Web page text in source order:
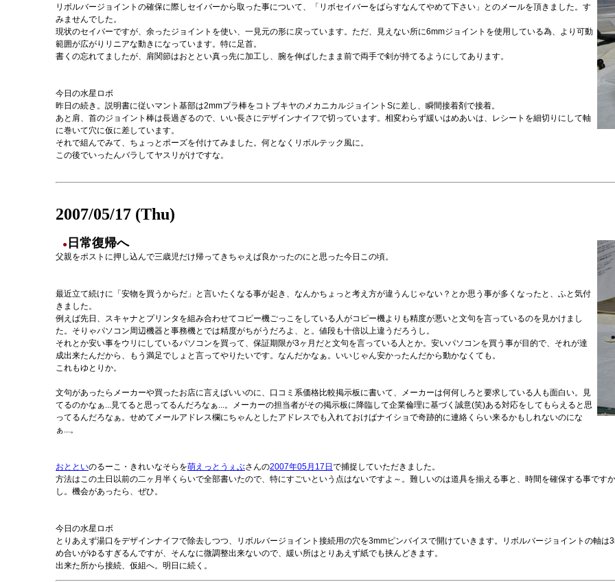
リボルバージョイントの確保に際しセイバーから取った事について、「リボセイバーをばらすなんてやめて下さい」とのメールを頂きました。す
みませんでした。
現状のセイバーですが、余ったジョイントを使い、一見元の形に戻っています。ただ、見えない所に6mmジョイントを使用している為、より可動
範囲が広がりリニアな動きになっています。特に足首。
書くの忘れてましたが、肩関節はおととい真っ先に加工し、腕を伸ばしたまま前で両手で剣が持てるようにしてあります。
今日の水星ロボ
昨日の続き。説明書に従いマント基部は2mmプラ棒をコトブキヤのメカニカルジョイントSに差し、瞬間接着剤で接着。
あと肩、首のジョイント棒は長過ぎるので、いい長さにデザインナイフで切っています。相変わらず緩いはめあいは、レシートを細切りにして軸
に巻いて穴に仮に差しています。
それで組んでみて、ちょっとポーズを付けてみました。何となくリボルテック風に。
この後でいったんバラしてヤスリがけですな。
2007/05/17 (Thu)
● 日常復帰へ
父親をポストに押し込んで三歳児だけ帰ってきちゃえば良かったのにと思った今日この頃。
最近立て続けに「安物を買うからだ」と言いたくなる事が起き、なんかちょっと考え方が違うんじゃない？とか思う事が多くなったと、ふと気付
きました。
例えば先日、スキャナとプリンタを組み合わせてコピー機ごっこをしている人がコピー機よりも精度が悪いと文句を言っているのを見かけまし
た。そりゃパソコン周辺機器と事務機とでは精度がちがうだろよ、と。値段も十倍以上違うだろうし。
それとか安い事をウリにしているパソコンを買って、保証期限が3ヶ月だと文句を言っている人とか。安いパソコンを買う事が目的で、それが達
成出来たんだから、もう満足でしょと言ってやりたいです。なんだかなぁ。いいじゃん安かったんだから動かなくても。
これもゆとりか。
文句があったらメーカーや買ったお店に言えばいいのに、口コミ系価格比較掲示板に書いて、メーカーは何何しろと要求している人も面白い。見
てるのかなぁ...見てると思ってるんだろなぁ...。メーカーの担当者がその掲示板に降臨して企業倫理に基づく誠意(笑)ある対応をしてもらえると思
ってるんだろなぁ。せめてメールアドレス欄にちゃんとしたアドレスでも入れておけばナイショで奇跡的に連絡くらい来るかもしれないのにな
ぁ...。
おとといのるーこ・きれいなそらを萌えっとうぇぶさんの2007年05月17日 で捕捉していただきました。
方法はこの土日以前の二ヶ月半くらいで全部書いたので、特にすごいという点はないですよ～。難しいのは道具を揃える事と、時間を確保する事です
し。機会があったら、ぜひ。
今日の水星ロボ
とりあえず湯口をデザインナイフで除去しつつ、リボルバージョイント接続用の穴を3mmピンバイスで開けていきます。リボルバージョイントの軸
め合いがゆるすぎるんですが、そんなに微調整出来ないので、緩い所はとりあえず紙でも挟んどきます。
出来た所から接続、仮組へ。明日に続く。